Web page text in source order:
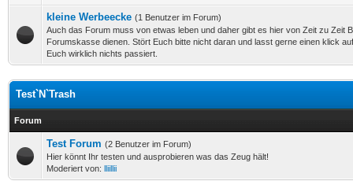
kleine Werbeecke (1 Benutzer im Forum)
Auch das Forum muss von etwas leben und daher gibt es hier von Zeit zu Zeit
Forumskasse dienen. Stört Euch bitte nicht daran und lasst gerne einen klick
Euch wirklich nichts passiert.
Test`N`Trash
Forum
Test Forum (2 Benutzer im Forum)
Hier könnt Ihr testen und ausprobieren was das Zeug hält!
Moderiert von: lliillii